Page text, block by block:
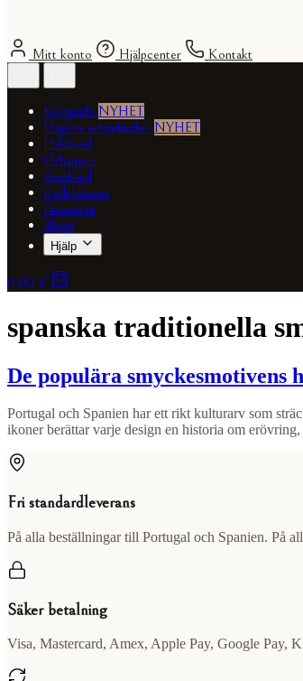
Mitt konto Hjälpcenter Kontakt
Köpguide NYHET
Dagens erbjudanden NYHET
Halsband
Örhängen
Armband
Kollektioner
Presenter
Blogg
Hjälp
0,00 €
spanska traditionella
De populära
Portugal och Spanien har ett rikt kulturarv som
ikoner berättar varje design en historia om
Fri standardleverans
På alla beställningar till Portugal och Spanien. På
Säker betalning
Visa, Mastercard, Amex, Apple Pay, Google Pay,